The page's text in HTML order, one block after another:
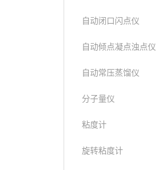
自动闭口闪点仪
自动倾点凝点浊点仪
自动常压蒸馏仪
分子量仪
粘度计
旋转粘度计